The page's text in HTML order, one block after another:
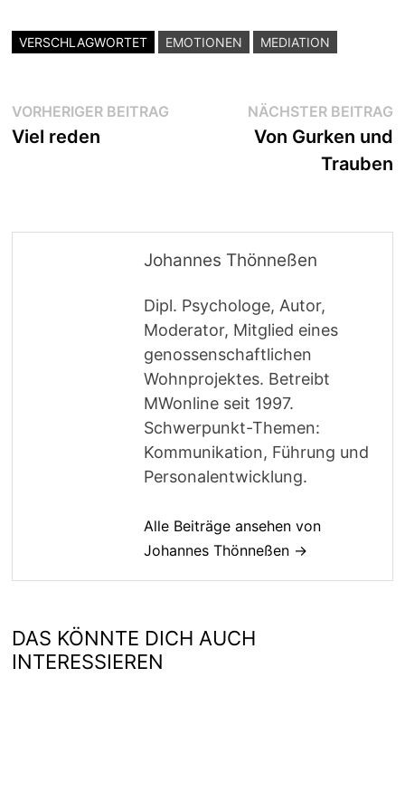
VERSCHLAGWORTET EMOTIONEN MEDIATION
Beitragsnavigation
VORHERIGER BEITRAG Vorheriger
Viel reden
NÄCHSTER BEITRAG
Von Gurken und
Trauben
Johannes Thönneßen
Dipl. Psychologe, Autor,
Moderator, Mitglied eines
genossenschaftlichen
Wohnprojektes. Betreibt
MWonline seit 1997.
Schwerpunkt-Themen:
Kommunikation, Führung und
Personalentwicklung.
Alle Beiträge ansehen von
Johannes Thönneßen →
DAS KÖNNTE DICH AUCH
INTERESSIEREN